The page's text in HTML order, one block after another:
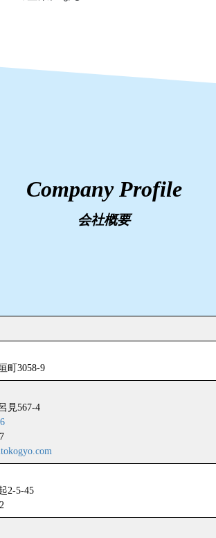
Company Profile
会社概要
町3058-9
見567-4
2-5-45